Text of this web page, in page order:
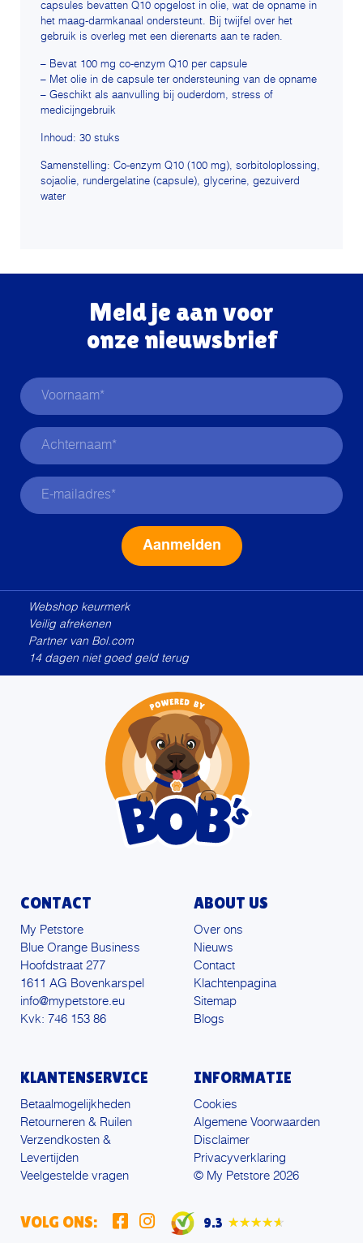
capsules bevatten Q10 opgelost in olie, wat de opname in
het maag-darmkanaal ondersteunt. Bij twijfel over het
gebruik is overleg met een dierenarts aan te raden.
– Bevat 100 mg co-enzym Q10 per capsule
– Met olie in de capsule ter ondersteuning van de opname
– Geschikt als aanvulling bij ouderdom, stress of
medicijngebruik
Inhoud: 30 stuks
Samenstelling: Co-enzym Q10 (100 mg), sorbitoloplossing,
sojaolie, rundergelatine (capsule), glycerine, gezuiverd
water
Meld je aan voor
onze nieuwsbrief
Webshop keurmerk
Veilig afrekenen
Partner van Bol.com
14 dagen niet goed geld terug
CONTACT
My Petstore
Blue Orange Business
Hoofdstraat 277
1611 AG Bovenkarspel
info@mypetstore.eu
Kvk: 746 153 86
ABOUT US
Over ons
Nieuws
Contact
Klachtenpagina
Sitemap
Blogs
KLANTENSERVICE
Betaalmogelijkheden
Retourneren & Ruilen
Verzendkosten &
Levertijden
Veelgestelde vragen
INFORMATIE
Cookies
Algemene Voorwaarden
Disclaimer
Privacyverklaring
© My Petstore 2026
VOLG ONS: 9.3 ★★★★★